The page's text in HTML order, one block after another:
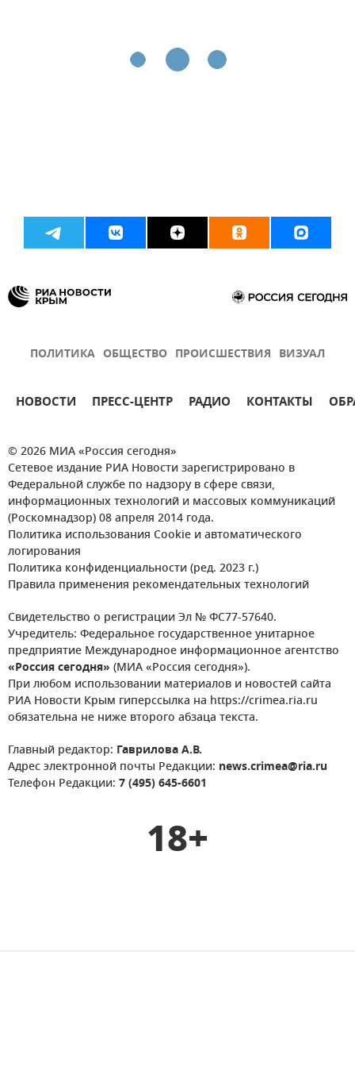
ПОЛИТИКА ОБЩЕСТВО ПРОИСШЕСТВИЯ ВИЗУАЛ
НОВОСТИ ПРЕСС-ЦЕНТР РАДИО КОНТАКТЫ
© 2026 МИА «Россия сегодня»
Сетевое издание РИА Новости зарегистрировано в
Федеральной службе по надзору в сфере связи,
информационных технологий и массовых коммуникаций
(Роскомнадзор) 08 апреля 2014 года.
Политика использования Cookie и автоматического
логирования
Политика конфиденциальности (ред. 2023 г.)
Правила применения рекомендательных технологий
Свидетельство о регистрации Эл № ФС77-57640.
Учредитель: Федеральное государственное унитарное
предприятие Международное информационное агентство
«Россия сегодня» (МИА «Россия сегодня»).
При любом использовании материалов и новостей сайта
РИА Новости Крым гиперссылка на https://crimea.ria.ru
обязательна не ниже второго абзаца текста.
Главный редактор: Гаврилова А.В.
Адрес электронной почты Редакции: news.crimea@ria.ru
Телефон Редакции: 7 (495) 645-6601
18+